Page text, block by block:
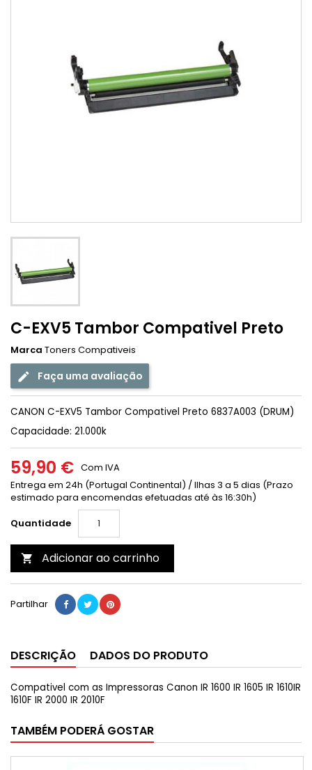
C-EXV5 Tambor Compativel Preto
Marca Toners Compativeis
Faça uma avaliação
CANON C-EXV5 Tambor Compativel Preto 6837A003 (DRUM)
Capacidade: 21.000k
59,90 € Com IVA
Entrega em 24h (Portugal Continental) / Ilhas 3 a 5 dias (Prazo
estimado para encomendas efetuadas até às 16:30h)
Quantidade
 Adicionar ao carrinho
Partilhar
DESCRIÇÃO DADOS DO PRODUTO
Compativel com as Impressoras Canon IR 1600 IR 1605 IR 1610IR
1610F IR 2000 IR 2010F
TAMBÉM PODERÁ GOSTAR